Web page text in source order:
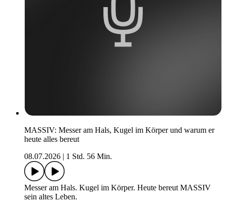
MASSIV: Messer am Hals, Kugel im Körper und warum er
heute alles bereut
08.07.2026 | 1 Std. 56 Min.
Messer am Hals. Kugel im Körper. Heute bereut MASSIV
sein altes Leben.